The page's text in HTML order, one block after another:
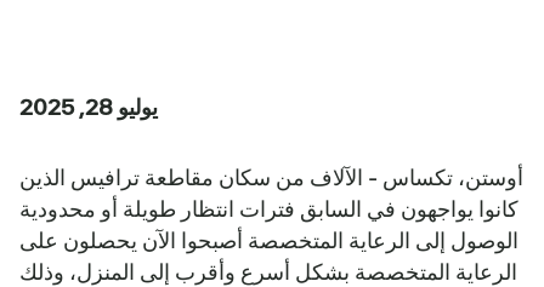
يوليو 28, 2025
أوستن، تكساس - الآلاف من سكان مقاطعة ترافيس الذين
كانوا يواجهون في السابق فترات انتظار طويلة أو محدودية
الوصول إلى الرعاية المتخصصة أصبحوا الآن يحصلون على
الرعاية المتخصصة بشكل أسرع وأقرب إلى المنزل، وذلك